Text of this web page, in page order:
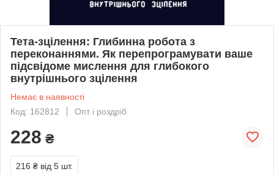
Тета-зцілення: Глибинна робота з
переконаннями. Як перепрограмувати ваше
підсвідоме мислення для глибокого
внутрішнього зцілення
Немає в наявності
Код: 162812
Опт і роздріб
228 ₴
216 ₴ від 5 шт.